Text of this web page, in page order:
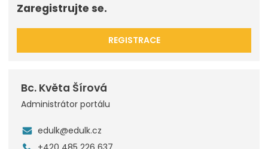
Zaregistrujte se.
REGISTRACE
Bc. Květa Šírová
Administrátor portálu
edulk@edulk.cz